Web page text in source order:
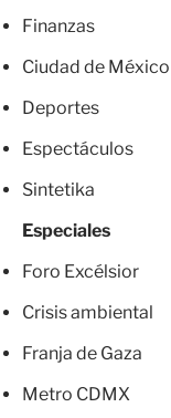
Finanzas
Ciudad de México
Deportes
Espectáculos
Sintetika
Especiales
Foro Excélsior
Crisis ambiental
Franja de Gaza
Metro CDMX